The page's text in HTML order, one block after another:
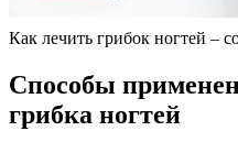
Как лечить грибок ногтей –
Способы
грибка ногтей